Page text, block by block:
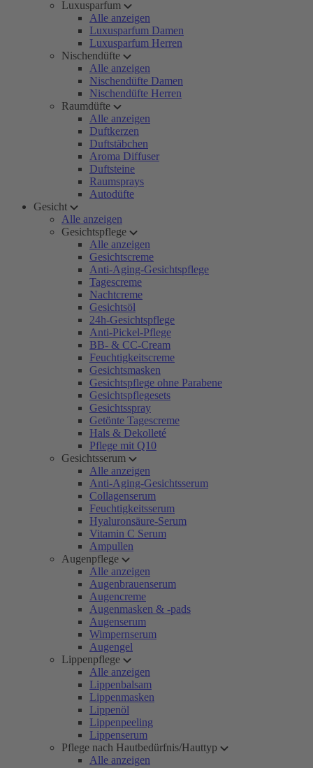
Luxusparfum
Alle anzeigen
Luxusparfum Damen
Luxusparfum Herren
Nischendüfte
Alle anzeigen
Nischendüfte Damen
Nischendüfte Herren
Raumdüfte
Alle anzeigen
Duftkerzen
Duftstäbchen
Aroma Diffuser
Duftsteine
Raumsprays
Autodüfte
Gesicht
Alle anzeigen
Gesichtspflege
Alle anzeigen
Gesichtscreme
Anti-Aging-Gesichtspflege
Tagescreme
Nachtcreme
Gesichtsöl
24h-Gesichtspflege
Anti-Pickel-Pflege
BB- & CC-Cream
Feuchtigkeitscreme
Gesichtsmasken
Gesichtspflege ohne Parabene
Gesichtspflegesets
Gesichtsspray
Getönte Tagescreme
Hals & Dekolleté
Pflege mit Q10
Gesichtsserum
Alle anzeigen
Anti-Aging-Gesichtsserum
Collagenserum
Feuchtigkeitsserum
Hyaluronsäure-Serum
Vitamin C Serum
Ampullen
Augenpflege
Alle anzeigen
Augenbrauenserum
Augencreme
Augenmasken & -pads
Augenserum
Wimpernserum
Augengel
Lippenpflege
Alle anzeigen
Lippenbalsam
Lippenmasken
Lippenöl
Lippenpeeling
Lippenserum
Pflege nach Hautbedürfnis/Hauttyp
Alle anzeigen